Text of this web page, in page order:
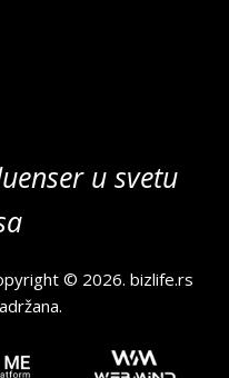
u svetu
© 2026.bizlife.rs